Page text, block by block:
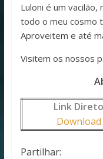
Luloni é um
todo o meu cosmo
Aproveitem e até
Visitem os nossos
Link Direto
Download
Partilhar: